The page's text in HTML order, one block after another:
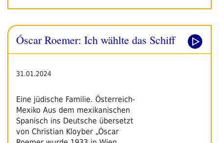
Óscar Roemer: Ich wählte das Schiff
31.01.2024
Eine jüdische Familie. Österreich-
Mexiko Aus dem mexikanischen
Spanisch ins Deutsche übersetzt
von Christian Kloyber „Óscar